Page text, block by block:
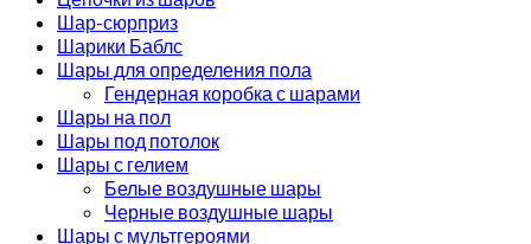
Шар-сюрприз
Шарики Баблс
Шары для определения пола
Гендерная коробка с шарами
Шары на пол
Шары под потолок
Шары с гелием
Белые воздушные шары
Черные воздушные шары
Шары с мультгероями